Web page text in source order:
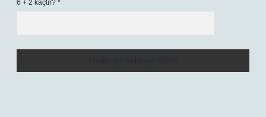
6 + 2 kaçtır? *